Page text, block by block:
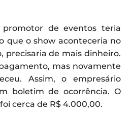
de eventos teria
que o show aconteceria no
precisaria de mais dinheiro.
mas novamente
Assim, o empresário
boletim de ocorrência. O
cerca de R$ 4.000,00.